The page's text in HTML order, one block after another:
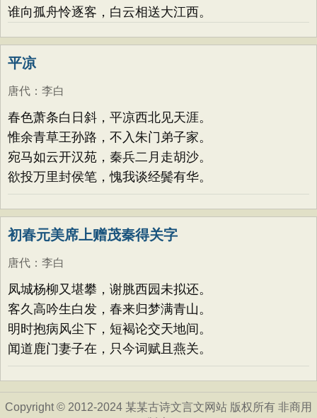
谁向孤舟怜逐客，白云相送大江西。
平凉
唐代 ： 李白
春色萧条白日斜，平凉西北见天涯。
惟余青草王孙路，不入朱门弟子家。
宛马如云开汉苑，秦兵二月走胡沙。
欲投万里封侯笔，愧我谈经鬓有华。
初春元美席上赠茂秦得关字
唐代 ： 李白
凤城杨柳又堪攀，谢脁西园未拟还。
客久高吟生白发，春来归梦满青山。
明时抱病风尘下，短褐论交天地间。
闻道鹿门妻子在，只今词赋且燕关。
Copyright © 2012-2024 某某古诗文言文网站 版权所有 非商用